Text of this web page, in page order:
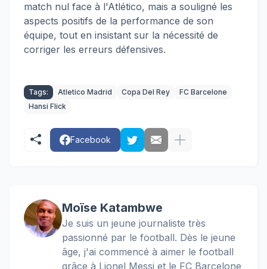
match nul face à l'Atlético, mais a souligné les
aspects positifs de la performance de son
équipe, tout en insistant sur la nécessité de
corriger les erreurs défensives.
Tags: Atletico Madrid Copa Del Rey
FC Barcelone
Hansi Flick
Facebook
Moïse Katambwe
Je suis un jeune journaliste très
passionné par le football. Dès le jeune
âge, j'ai commencé à aimer le football
grâce à Lionel Messi et le FC Barcelone